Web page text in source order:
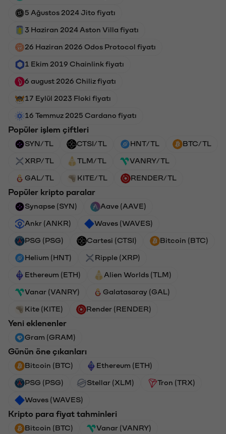
5 Ağustos 2024 Jito fiyatı
3 Haziran 2024 Aston Villa fiyatı
26 Haziran 2026 Odos Protocol fiyatı
1 Ekim 2019 Chainlink fiyatı
6 august 2026 Chiliz fiyatı
17 Eylül 2023 Floki fiyatı
16 Temmuz 2025 Cardano fiyatı
Popüler işlem çiftleri
SYN/TL CTSI/TL HNT/TL BTC/TL
XRP/TL TLM/TL VANRY/TL
GAL/TL KITE/TL RENDER/TL
Popüler kripto paralar
Synapse (SYN) Aave (AAVE)
Ankr (ANKR) Waves (WAVES)
PSG (PSG) Cartesi (CTSI) Bitcoin (BTC)
Helium (HNT) Ripple (XRP)
Ethereum (ETH) Alien Worlds (TLM)
Vanar (VANRY) Galatasaray (GAL)
Kite (KITE) Render (RENDER)
Yeni eklenenler
Gram (GRAM)
Günün öne çıkanları
Bitcoin (BTC) Ethereum (ETH)
PSG (PSG) Stellar (XLM) Tron (TRX)
Waves (WAVES)
Kripto para fiyat tahminleri
Bitcoin (BTC) Vanar (VANRY)